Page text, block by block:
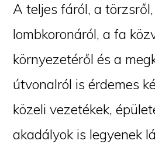
A teljes fáról, a
lombkoronáról, a fa
környezetéről és a
útvonalról is érdemes
közeli vezetékek,
akadályok is legyenek